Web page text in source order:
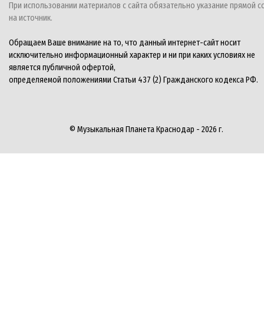
При использовании материалов с сайта обязательно указание прямой
на источник.
Обращаем Ваше внимание на то, что данный интернет-сайт носит
исключительно информационный характер и ни при каких условиях не
является публичной офертой,
определяемой положениями Статьи 437 (2) Гражданского кодекса РФ.
© Музыкальная Планета Краснодар - 2026 г.